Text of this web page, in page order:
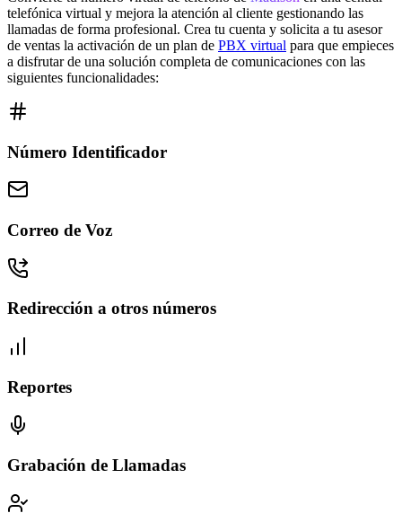
telefónica virtual y mejora la atención al cliente gestionando las
llamadas de forma profesional. Crea tu cuenta y solicita a tu asesor
de ventas la activación de un plan de PBX virtual para que empieces
a disfrutar de una solución completa de comunicaciones con las
siguientes funcionalidades:
Número Identificador
Correo de Voz
Redirección a otros números
Reportes
Grabación de Llamadas